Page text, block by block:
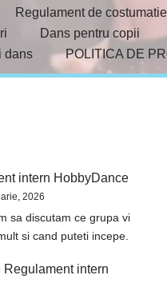
Regulament de costumatie
Dans pentru copii
dans POLITICA DE
intern HobbyDance
2026
sa discutam ce grupa vi
si cand puteti incepe.
Regulament intern